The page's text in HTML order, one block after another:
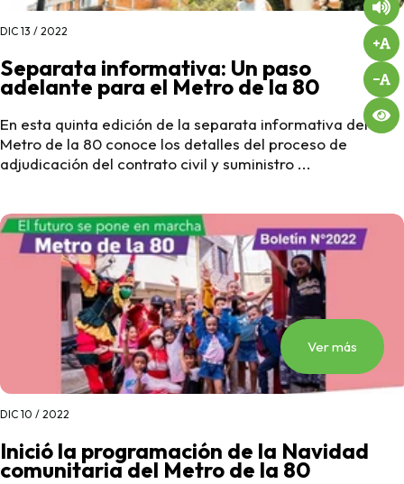
DIC 13 / 2022
Separata informativa: Un paso
adelante para el Metro de la 80
En esta quinta edición de la separata informativa del
Metro de la 80 conoce los detalles del proceso de
adjudicación del contrato civil y suministro ...
Ver más
DIC 10 / 2022
Inició la programación de la Navidad
comunitaria del Metro de la 80